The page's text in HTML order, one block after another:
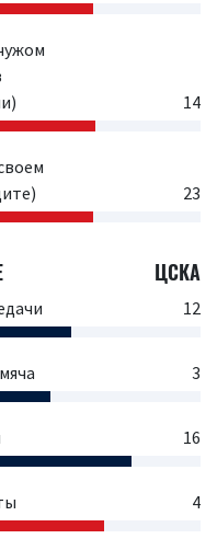
14
23
ЦСКА
12
3
16
4